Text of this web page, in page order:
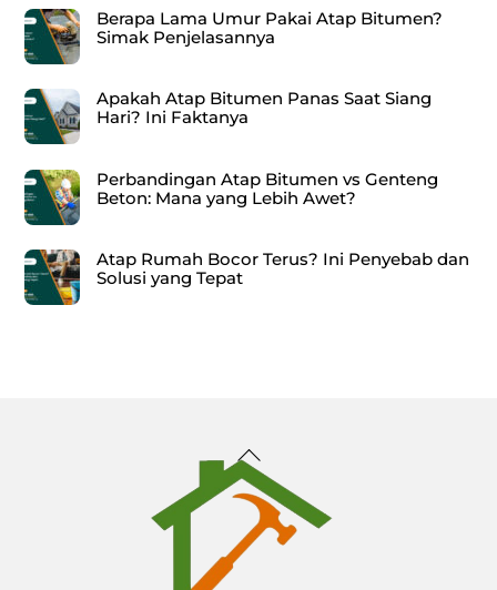
Berapa Lama Umur Pakai Atap Bitumen?
Simak Penjelasannya
Apakah Atap Bitumen Panas Saat Siang
Hari? Ini Faktanya
Perbandingan Atap Bitumen vs Genteng
Beton: Mana yang Lebih Awet?
Atap Rumah Bocor Terus? Ini Penyebab dan
Solusi yang Tepat
Back
To
Top